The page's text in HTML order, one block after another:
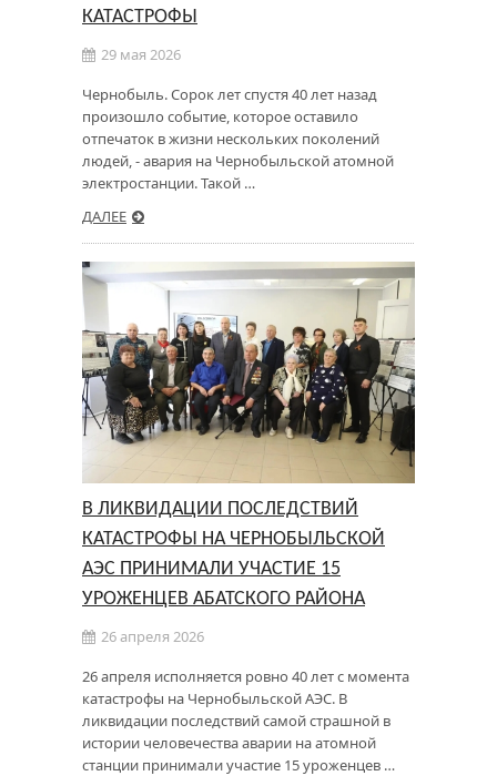
КАТАСТРОФЫ
29 мая 2026
Чернобыль. Сорок лет спустя 40 лет назад
произошло событие, которое оставило
отпечаток в жизни нескольких поколений
людей, - авария на Чернобыльской атомной
электростанции. Такой …
ДАЛЕЕ
В ЛИКВИДАЦИИ ПОСЛЕДСТВИЙ
КАТАСТРОФЫ НА ЧЕРНОБЫЛЬСКОЙ
АЭС ПРИНИМАЛИ УЧАСТИЕ 15
УРОЖЕНЦЕВ АБАТСКОГО РАЙОНА
26 апреля 2026
26 апреля исполняется ровно 40 лет с момента
катастрофы на Чернобыльской АЭС. В
ликвидации последствий самой страшной в
истории человечества аварии на атомной
станции принимали участие 15 уроженцев …